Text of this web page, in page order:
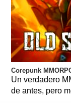
Corepunk
Un verdadero
de antes, pero